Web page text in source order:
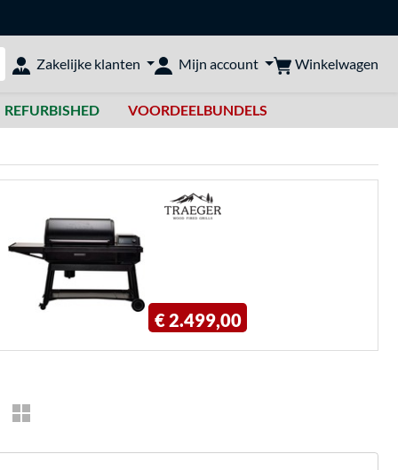
doorzoeken
Zakelijke klanten Mijn account Winkelwagen
REFURBISHED VOORDEELBUNDELS
€ 2.499,00